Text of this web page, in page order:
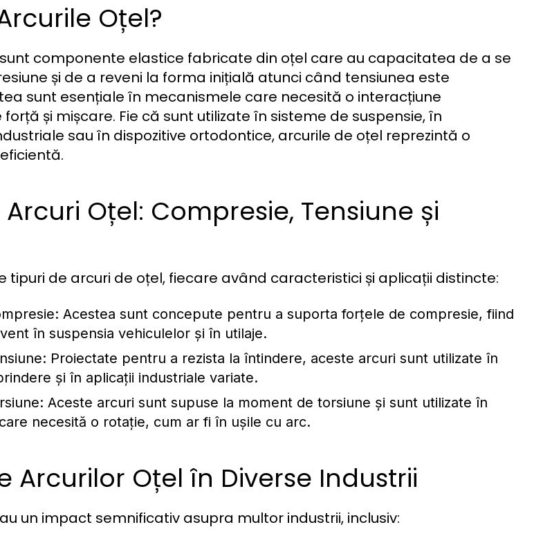
Oțel?
componente elastice fabricate din oțel care au capacitatea de a se
și de a reveni la forma inițială atunci când tensiunea este
sunt esențiale în mecanismele care necesită o interacțiune
și mișcare. Fie că sunt utilizate în sisteme de suspensie, în
sau în dispozitive ortodontice, arcurile de oțel reprezintă o
Oțel: Compresie, Tensiune și
tipuri de arcuri de oțel, fiecare având caracteristici și aplicații distincte:
Acestea sunt concepute pentru a suporta forțele de compresie, fiind
în suspensia vehiculelor și în utilaje.
Proiectate pentru a rezista la întindere, aceste arcuri sunt utilizate în
și în aplicații industriale variate.
Aceste arcuri sunt supuse la moment de torsiune și sunt utilizate în
necesită o rotație, cum ar fi în ușile cu arc.
Arcurilor Oțel în Diverse Industrii
un impact semnificativ asupra multor industrii, inclusiv: